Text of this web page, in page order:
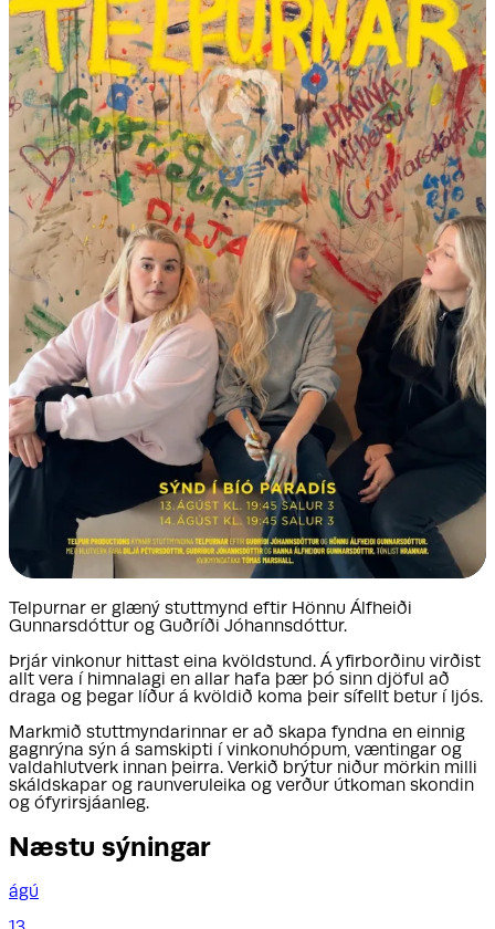
Telpurnar er glæný stuttmynd eftir Hönnu Álfheiði
Gunnarsdóttur og Guðríði Jóhannsdóttur.
Þrjár vinkonur hittast eina kvöldstund. Á yfirborðinu virðist
allt vera í himnalagi en allar hafa þær þó sinn djöful að
draga og þegar líður á kvöldið koma þeir sífellt betur í ljós.
Markmið stuttmyndarinnar er að skapa fyndna en einnig
gagnrýna sýn á samskipti í vinkonuhópum, væntingar og
valdahlutverk innan þeirra. Verkið brýtur niður mörkin milli
skáldskapar og raunveruleika og verður útkoman skondin
og ófyrirsjáanleg.
Næstu sýningar
ágú